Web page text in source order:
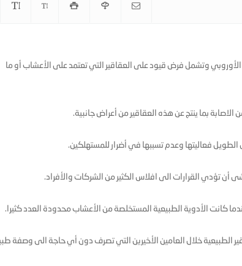
الأوروبي وتشمل فرض قيود على العقاقير التي تعتمد على الأعشاب أو ما
بما ينتج عن هذه العقاقير من أعراض جانبية.
فعاليتها وعدم تسببها في أضرار للمستهلكين.
أن تؤدي القرارات الى افلاس الكثير من الشركات والأفراد.
الطبيعية خلال العامين الأخيرين التي تصرف دون أي حاجة الى وصفة